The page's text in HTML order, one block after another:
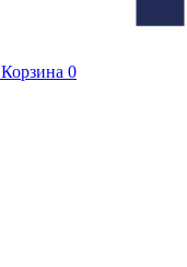
Корзина 0